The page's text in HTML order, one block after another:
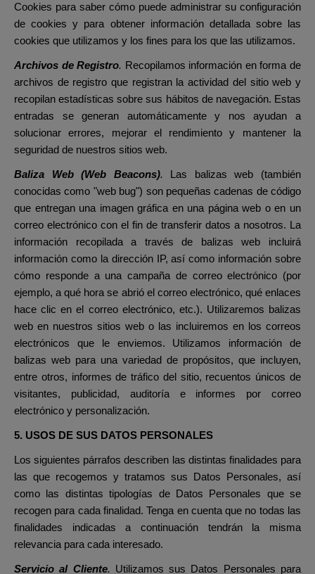
Cookies para saber cómo puede administrar su configuración
de cookies y para obtener información detallada sobre las
cookies que utilizamos y los fines para los que las utilizamos.
Archivos de Registro. Recopilamos información en forma de
archivos de registro que registran la actividad del sitio web y
recopilan estadísticas sobre sus hábitos de navegación. Estas
entradas se generan automáticamente y nos ayudan a
solucionar errores, mejorar el rendimiento y mantener la
seguridad de nuestros sitios web.
Baliza Web (Web Beacons). Las balizas web (también
conocidas como "web bug") son pequeñas cadenas de código
que entregan una imagen gráfica en una página web o en un
correo electrónico con el fin de transferir datos a nosotros. La
información recopilada a través de balizas web incluirá
información como la dirección IP, así como información sobre
cómo responde a una campaña de correo electrónico (por
ejemplo, a qué hora se abrió el correo electrónico, qué enlaces
hace clic en el correo electrónico, etc.). Utilizaremos balizas
web en nuestros sitios web o las incluiremos en los correos
electrónicos que le enviemos. Utilizamos información de
balizas web para una variedad de propósitos, que incluyen,
entre otros, informes de tráfico del sitio, recuentos únicos de
visitantes, publicidad, auditoría e informes por correo
electrónico y personalización.
5. USOS DE SUS DATOS PERSONALES
Los siguientes párrafos describen las distintas finalidades para
las que recogemos y tratamos sus Datos Personales, así
como las distintas tipologías de Datos Personales que se
recogen para cada finalidad. Tenga en cuenta que no todas las
finalidades indicadas a continuación tendrán la misma
relevancia para cada interesado.
Servicio al Cliente. Utilizamos sus Datos Personales para